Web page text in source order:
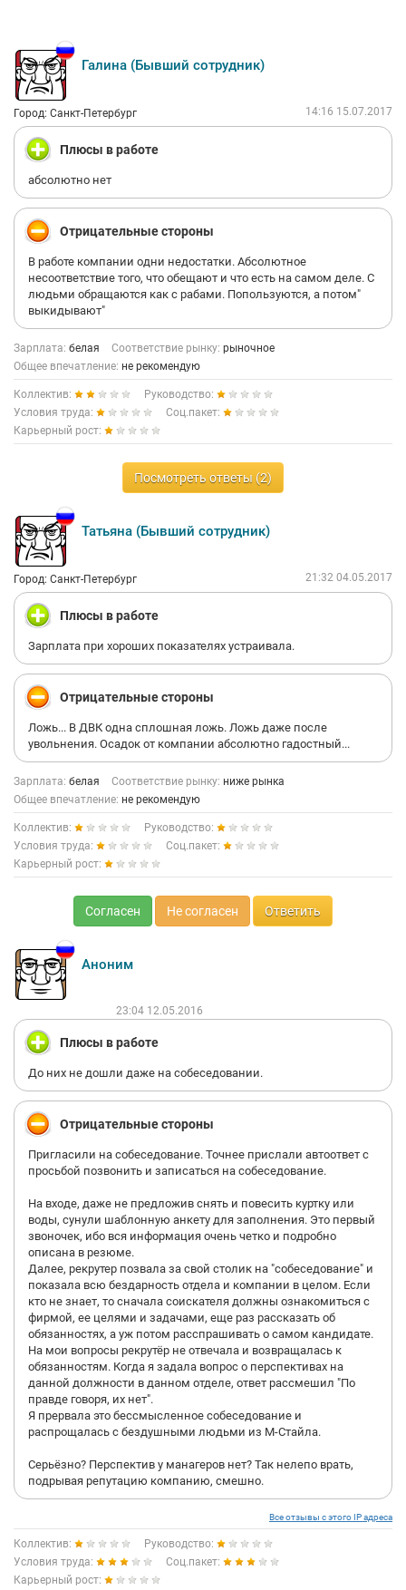
Галина (Бывший сотрудник)
Город: Санкт-Петербург 14:16 15.07.2017
Плюсы в работе
абсолютно нет
Отрицательные стороны
В работе компании одни недостатки. Абсолютное
несоответствие того, что обещают и что есть на самом деле. С
людьми обращаются как с рабами. Попользуются, а потом"
выкидывают"
Зарплата: белая Соответствие рынку: рыночное
Общее впечатление: не рекомендую
Коллектив:
Руководство:
Условия труда:
Соц.пакет:
Карьерный рост:
Посмотреть ответы (2)
Татьяна (Бывший сотрудник)
Город: Санкт-Петербург 21:32 04.05.2017
Плюсы в работе
Зарплата при хороших показателях устраивала.
Отрицательные стороны
Ложь... В ДВК одна сплошная ложь. Ложь даже после
увольнения. Осадок от компании абсолютно гадостный...
Зарплата: белая Соответствие рынку: ниже рынка
Общее впечатление: не рекомендую
Коллектив:
Руководство:
Условия труда:
Соц.пакет:
Карьерный рост:
Согласен Не согласен Ответить
Аноним
23:04 12.05.2016
Плюсы в работе
До них не дошли даже на собеседовании.
Отрицательные стороны
Пригласили на собеседование. Точнее прислали автоответ с
просьбой позвонить и записаться на собеседование.
На входе, даже не предложив снять и повесить куртку или
воды, сунули шаблонную анкету для заполнения. Это первый
звоночек, ибо вся информация очень четко и подробно
описана в резюме.
Далее, рекрутер позвала за свой столик на "собеседование" и
показала всю бездарность отдела и компании в целом. Если
кто не знает, то сначала соискателя должны ознакомиться с
фирмой, ее целями и задачами, еще раз рассказать об
обязанностях, а уж потом расспрашивать о самом кандидате.
На мои вопросы рекрутёр не отвечала и возвращалась к
обязанностям. Когда я задала вопрос о перспективах на
данной должности в данном отделе, ответ рассмешил "По
правде говоря, их нет".
Я прервала это бессмысленное собеседование и
распрощалась с бездушными людьми из М-Стайла.
Серьёзно? Перспектив у манагеров нет? Так нелепо врать,
подрывая репутацию компанию, смешно.
Все отзывы с этого IP адреса
Коллектив:
Руководство:
Условия труда:
Соц.пакет:
Карьерный рост: